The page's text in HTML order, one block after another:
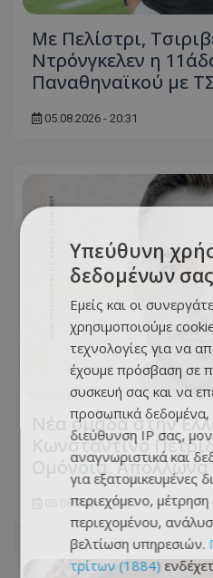
Με Πελίστρι,
Ντρόνγκελεν η
Παναθηναϊκού με
05.08.2026 - 20:31
Νέα ομάδα στην
Κωνσταντίνο
Ομόνοια, Απόλλωνα
05.08.2026 - 17:17
Υπεύθυνη
δεδομένων σας
Εμείς και οι
χρησιμοποιούμε
τεχνολογίες για να
έχουμε πρόσβαση σε
συσκευή σας και να
προσωπικά
διεύθυνση IP σας,
αναγνωριστικά και
για εξατομικευμένες
περιεχόμενο,
περιεχομένου,
βελτίωση υπηρεσιών.
τρίτων (1884)